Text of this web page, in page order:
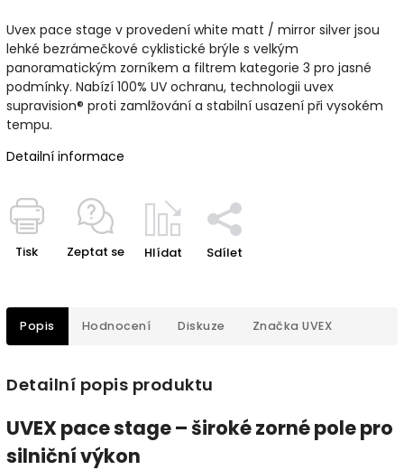
Uvex pace stage v provedení white matt / mirror silver jsou
lehké bezrámečkové cyklistické brýle s velkým
panoramatickým zorníkem a filtrem kategorie 3 pro jasné
podmínky. Nabízí 100% UV ochranu, technologii uvex
supravision® proti zamlžování a stabilní usazení při vysokém
tempu.
Detailní informace
Tisk Zeptat se Hlídat Sdílet
Popis Hodnocení Diskuze Značka UVEX
Detailní popis produktu
UVEX pace stage – široké zorné pole pro
silniční výkon